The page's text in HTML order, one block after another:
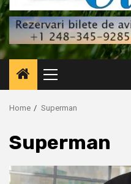
Primary
Menu
Home Superman
Superman